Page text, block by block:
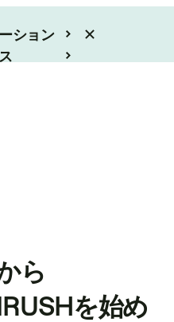
ション
ら
を始め